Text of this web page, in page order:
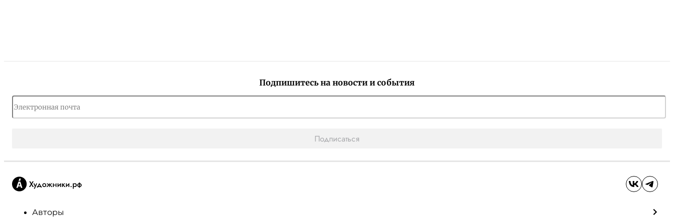
Подпишитесь на новости и события
Подписаться
Авторы